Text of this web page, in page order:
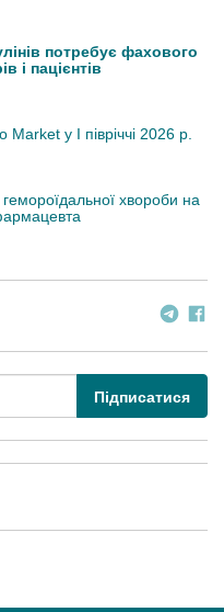
потребує фахового
і пацієнтів
Market у I півріччі 2026 р.
хвороби на
Підписатися